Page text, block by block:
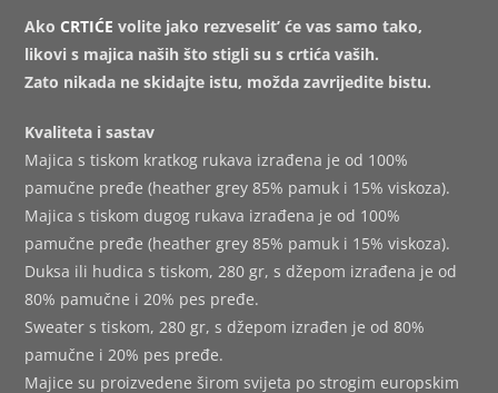
Ako CRTIĆE volite jako rezveselit’ će vas samo tako,
likovi s majica naših što stigli su s crtića vaših.
Zato nikada ne skidajte istu, možda zavrijedite bistu.
Kvaliteta i sastav
Majica s tiskom kratkog rukava izrađena je od 100%
pamučne pređe (heather grey 85% pamuk i 15% viskoza).
Majica s tiskom dugog rukava izrađena je od 100%
pamučne pređe (heather grey 85% pamuk i 15% viskoza).
Duksa ili hudica s tiskom, 280 gr, s džepom izrađena je od
80% pamučne i 20% pes pređe.
Sweater s tiskom, 280 gr, s džepom izrađen je od 80%
pamučne i 20% pes pređe.
Majice su proizvedene širom svijeta po strogim europskim